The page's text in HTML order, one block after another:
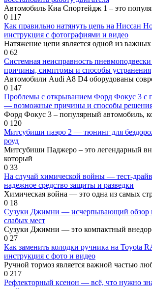
Автомобиль Киа Спортейдж 1 – это
0 117
Как правильно натянуть цепь на Ниссан
инструкция с фотографиями и видео
Натяжение цепи является одной из
0 62
Системная неисправность
причины, симптомы и способы устранения
Автомобили Audi A8 D4 оборудованы
0 147
Проблемы с открыванием Форд Фокус 3 с
— возможные причины и способы
Форд Фокус 3 – популярный автомобиль,
0 120
Митсубиши паэро 2 — тюнинг для
роуд
Митсубиши Паджеро – это легендарный
который
0 33
На случай химической войны — тест-
надежное средство защиты и разведки
Химическая война — это одна из самых
0 18
Сузуки Джимни — исчерпывающий обзор
слабых мест
Сузуки Джимни — это компактный
0 27
Как заменить колодки ручника на Toyota
инструкция с фото и видео
Ручной тормоз является важной частью
0 217
Рефлекторный ксенон — всё, что нужно